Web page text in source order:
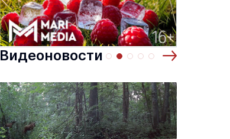
Видеоновости